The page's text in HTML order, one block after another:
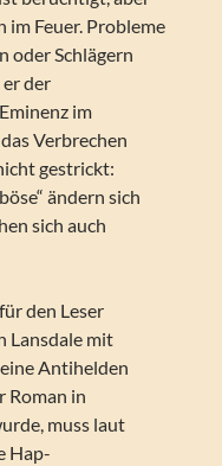
im Feuer. Probleme
oder Schlägern
der
im
Verbrechen
gestrickt:
ändern sich
sich auch
den Leser
Lansdale mit
Antihelden
Roman in
muss laut
Hap-